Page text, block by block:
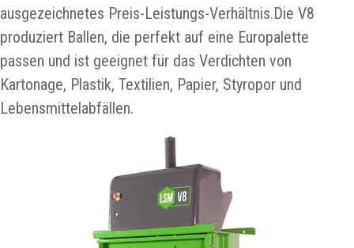
ausgezeichnetes Preis-Leistungs-Verhältnis.Die V8
produziert Ballen, die perfekt auf eine Europalette
passen und ist geeignet für das Verdichten von
Kartonage, Plastik, Textilien, Papier, Styropor und
Lebensmittelabfällen.